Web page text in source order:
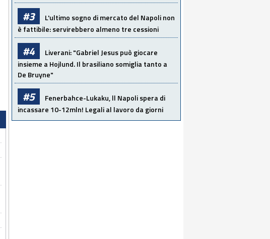
#3
L'ultimo sogno di mercato del Napoli non
è fattibile: servirebbero almeno tre cessioni
#4
Liverani: "Gabriel Jesus può giocare
insieme a Hojlund. Il brasiliano somiglia tanto a
De Bruyne"
#5
Fenerbahce-Lukaku, ll Napoli spera di
incassare 10-12mln! Legali al lavoro da giorni